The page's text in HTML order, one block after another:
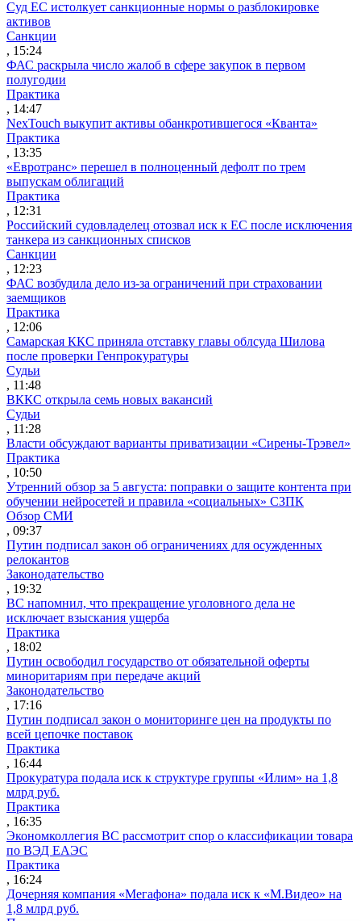
Суд ЕС истолкует санкционные нормы о разблокировке
активов
Санкции
, 15:24
ФАС раскрыла число жалоб в сфере закупок в первом
полугодии
Практика
, 14:47
NexTouch выкупит активы обанкротившегося «Кванта»
Практика
, 13:35
«Евротранс» перешел в полноценный дефолт по трем
выпускам облигаций
Практика
, 12:31
Российский судовладелец отозвал иск к ЕС после исключения
танкера из санкционных списков
Санкции
, 12:23
ФАС возбудила дело из-за ограничений при страховании
заемщиков
Практика
, 12:06
Самарская ККС приняла отставку главы облсуда Шилова
после проверки Генпрокуратуры
Судьи
, 11:48
ВККС открыла семь новых вакансий
Судьи
, 11:28
Власти обсуждают варианты приватизации «Сирены-Трэвел»
Практика
, 10:50
Утренний обзор за 5 августа: поправки о защите контента при
обучении нейросетей и правила «социальных» СЗПК
Обзор СМИ
, 09:37
Путин подписал закон об ограничениях для осужденных
релокантов
Законодательство
, 19:32
ВС напомнил, что прекращение уголовного дела не
исключает взыскания ущерба
Практика
, 18:02
Путин освободил государство от обязательной оферты
миноритариям при передаче акций
Законодательство
, 17:16
Путин подписал закон о мониторинге цен на продукты по
всей цепочке поставок
Практика
, 16:44
Прокуратура подала иск к структуре группы «Илим» на 1,8
млрд руб.
Практика
, 16:35
Экономколлегия ВС рассмотрит спор о классификации товара
по ВЭД ЕАЭС
Практика
, 16:24
Дочерняя компания «Мегафона» подала иск к «М.Видео» на
1,8 млрд руб.